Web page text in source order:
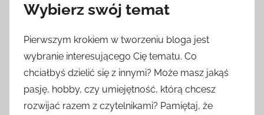
Wybierz swój temat
Pierwszym krokiem w tworzeniu bloga jest
wybranie interesującego Cię tematu. Co
chciałbyś dzielić się z innymi? Może masz jakąś
pasję, hobby, czy umiejętność, którą chcesz
rozwijać razem z czytelnikami? Pamiętaj, że